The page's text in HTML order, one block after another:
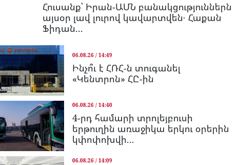
Հուսանք՝ Իրան-ԱՄՆ բանակցություններն
այսօր լավ լուրով կավարտվեն․ Հաքան
Ֆիդան...
06.08.26 / 14:49
Ինչո՞ւ է ՀՌՀ-ն տուգանել
«Կենտրոն» ՀԸ-ին
06.08.26 / 14:40
4-րդ համարի տրոլեյբուսի
երթուղին առաջիկա երկու օրերին
կփոփոխվի...
06.08.26 / 14:09